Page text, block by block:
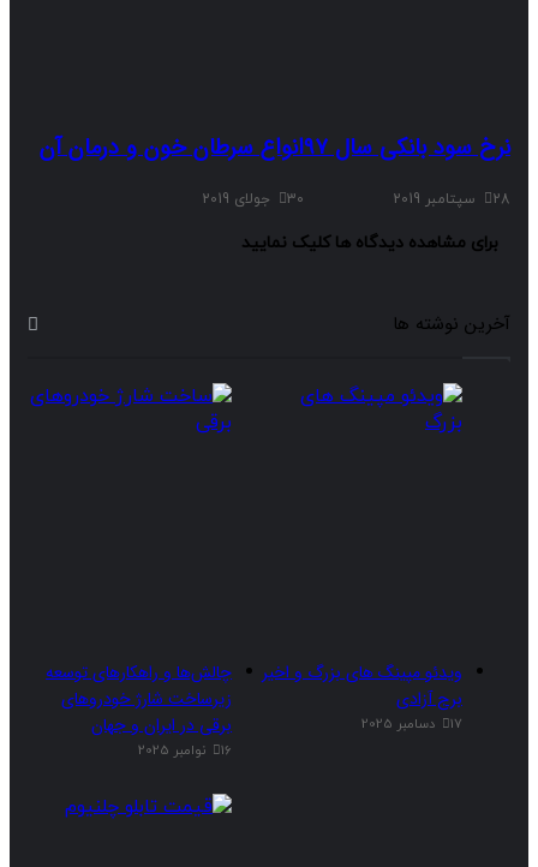
سود بانکی سال 97 انواع سرطان خون و درمان آن
مشاهده دیدگاه ها کلیک نمایید
نوشته ها
ویدئو مپینگ های بزرگ و اخیر
برج آزادی
چالش‌ها و راهکارهای توسعه
زیرساخت شارژ خودروهای
برقی در ایران و جهان